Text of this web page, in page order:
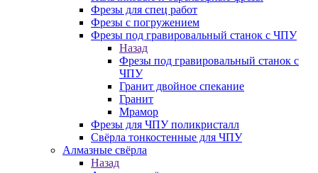
Фрезы для спец работ
Фрезы с погружением
Фрезы под гравировальный станок с ЧПУ
Назад
Фрезы под гравировальный станок с
ЧПУ
Гранит двойное спекание
Гранит
Мрамор
Фрезы для ЧПУ поликристалл
Свёрла тонкостенные для ЧПУ
Алмазные свёрла
Назад